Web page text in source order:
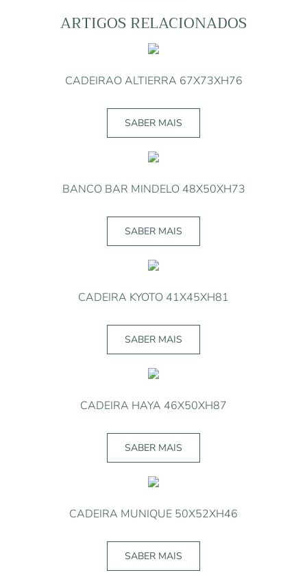
ARTIGOS RELACIONADOS
CADEIRAO ALTIERRA 67X73XH76
SABER MAIS
BANCO BAR MINDELO 48X50XH73
SABER MAIS
CADEIRA KYOTO 41X45XH81
SABER MAIS
CADEIRA HAYA 46X50XH87
SABER MAIS
CADEIRA MUNIQUE 50X52XH46
SABER MAIS